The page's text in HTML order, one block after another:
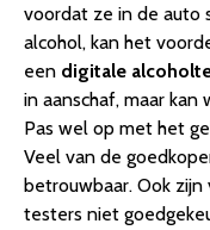
voordat ze in de auto
alcohol, kan het
een digitale
in aanschaf, maar
Pas wel op met het
Veel van de
betrouwbaar. Ook
testers niet